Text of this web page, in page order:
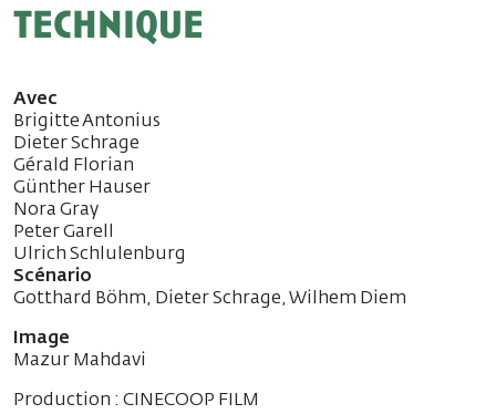
technique
Avec
Brigitte Antonius
Dieter Schrage
Gérald Florian
Günther Hauser
Nora Gray
Peter Garell
Ulrich Schlulenburg
Scénario
Gotthard Böhm, Dieter Schrage, Wilhem Diem
Image
Mazur Mahdavi
Production : CINECOOP FILM